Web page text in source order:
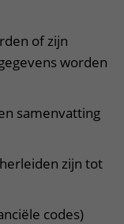
of zijn
worden
samenvatting
zijn tot
codes)